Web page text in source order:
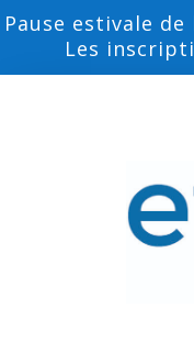
Pause estivale de
Les